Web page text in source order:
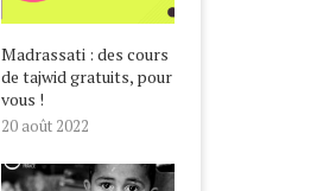
Madrassati : des cours
de tajwid gratuits, pour
vous !
20 août 2022